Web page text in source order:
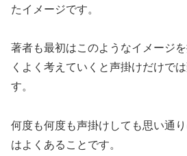
たイメージです。
著者も最初はこのようなイメージ
くよく考えていくと声掛けだけで
す。
何度も何度も声掛けしても思い通
はよくあることです。